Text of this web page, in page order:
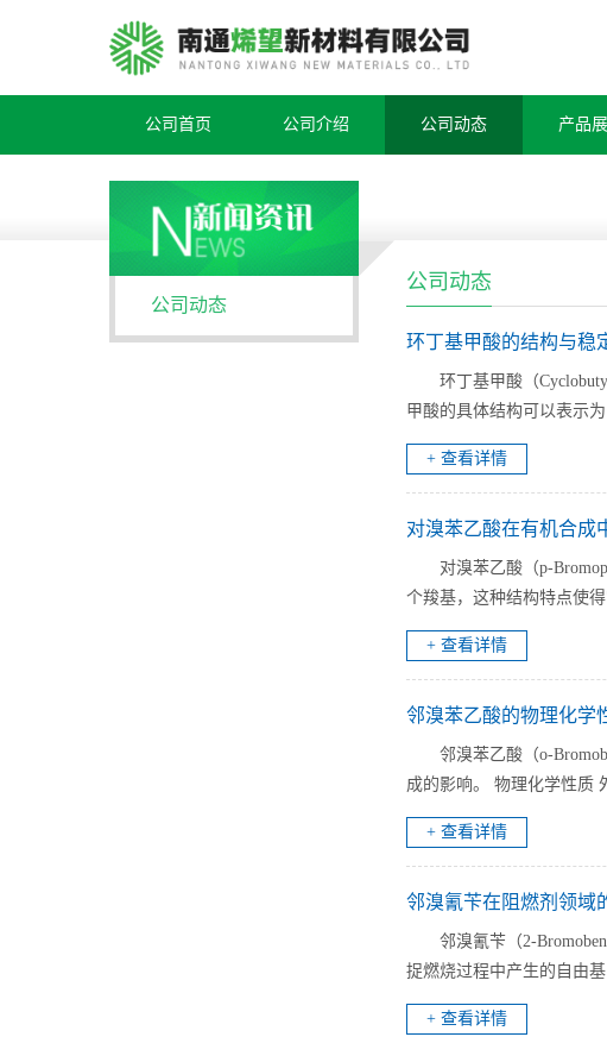
公司首页 公司介绍 公司动态 产品
公司动态
公司动态
环丁基甲酸的结构与稳
环丁基甲酸（
甲酸的具体结构可以表示
+ 查看详情
对溴苯乙酸在有机合成
对溴苯乙酸（p-
个羧基，这种结构特点使
+ 查看详情
邻溴苯乙酸的物理化学
邻溴苯乙酸（o-
成的影响。 物理化学性质
+ 查看详情
邻溴氰苄在阻燃剂领域
邻溴氰苄（2-
捉燃烧过程中产生的自由
+ 查看详情